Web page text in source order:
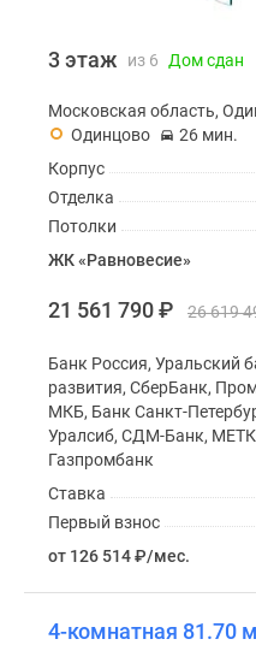
3 этаж из 6 Дом сдан
Московская область,
Одинцово
26 мин.
Корпус
Отделка
Потолки
ЖК «Равновесие»
21 561 790₽ 26 619
Банк Россия, Уральский
развития, СберБанк,
МКБ, Банк Санкт-
Уралсиб, СДМ-Банк,
Газпромбанк
Ставка
Первый взнос
от 126 514₽/мес.
4-комнатная 81.70 м